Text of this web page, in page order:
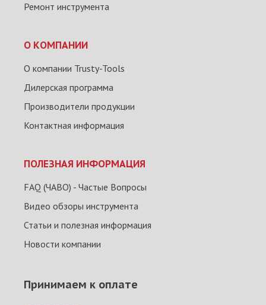
Ремонт инструмента
О КОМПАНИИ
О компании Trusty-Tools
Дилерская программа
Производители продукции
Контактная информация
ПОЛЕЗНАЯ ИНФОРМАЦИЯ
FAQ (ЧАВО) - Частые Вопросы
Видео обзоры инструмента
Статьи и полезная информация
Новости компании
Принимаем к оплате